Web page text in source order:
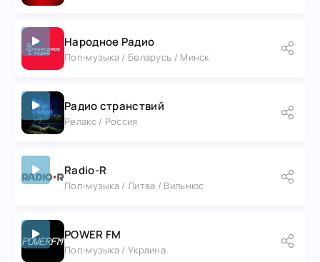
Народное Радио
Поп-музыка / Беларусь / Минск
Радио странствий
Релакс / Россия
Radio-R
Поп-музыка / Литва / Вильнюс
POWER FM
Поп-музыка / Украина